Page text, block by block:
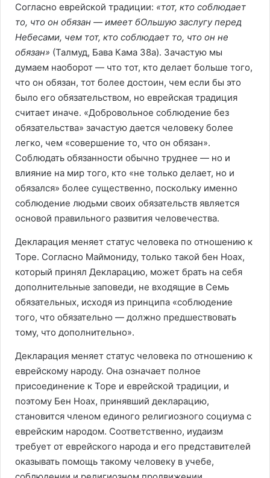
Согласно еврейской традиции: «тот, кто соблюдает
то, что он обязан — имеет бОльшую заслугу перед
Небесами, чем тот, кто соблюдает то, что он не
обязан» (Талмуд, Бава Кама 38а). Зачастую мы
думаем наоборот — что тот, кто делает больше того,
что он обязан, тот более достоин, чем если бы это
было его обязательством, но еврейская традиция
считает иначе. «Добровольное соблюдение без
обязательства» зачастую дается человеку более
легко, чем «совершение то, что он обязан».
Соблюдать обязанности обычно труднее — но и
влияние на мир того, кто «не только делает, но и
обязался» более существенно, поскольку именно
соблюдение людьми своих обязательств является
основой правильного развития человечества.
Декларация меняет статус человека по отношению к
Торе. Согласно Маймониду, только такой бен Ноах,
который принял Декларацию, может брать на себя
дополнительные заповеди, не входящие в Семь
обязательных, исходя из принципа «соблюдение
того, что обязательно — должно предшествовать
тому, что дополнительно».
Декларация меняет статус человека по отношению к
еврейскому народу. Она означает полное
присоединение к Торе и еврейской традиции, и
поэтому Бен Ноах, принявший декларацию,
становится членом единого религиозного социума с
еврейским народом. Соответственно, иудаизм
требует от еврейского народа и его представителей
оказывать помощь такому человеку в учебе,